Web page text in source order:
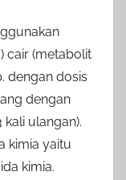
cair (metabolit
dengan dosis
dengan
ulangan).
kimia yaitu
kimia.